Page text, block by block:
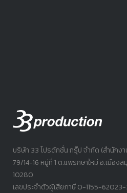
บริษัท 33 โปรดักชั่น กรุ๊ป จำกัด (สำนักง
79/14-16 หมู่ที่ 1 ต.แพรกษาใหม่ อ.เมือง
10280
เลขประจำตัวผู้เสียภาษี 0-1155-